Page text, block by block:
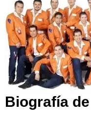
Biografía